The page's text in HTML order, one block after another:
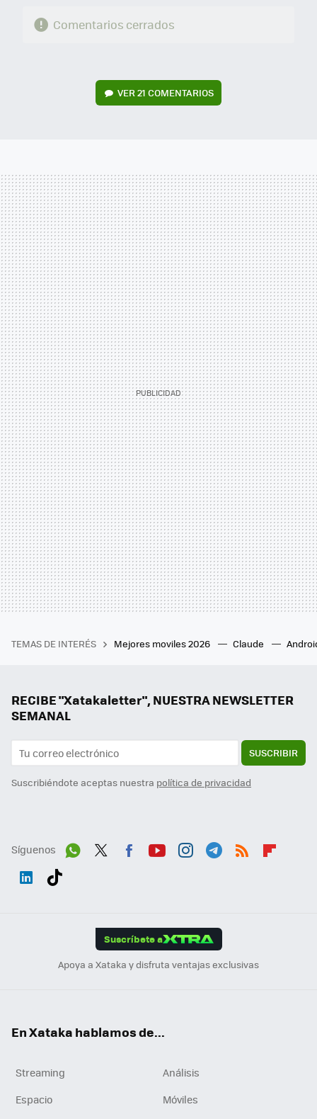
Comentarios cerrados
VER21 COMENTARIOS
TEMAS DE INTERÉS Mejores moviles 2026 Claude
RECIBE "Xatakaletter", NUESTRA NEWSLETTER
SEMANAL
SUSCRIBIR
Suscribiéndote aceptas nuestra política de privacidad
Síguenos
Suscríbete a
Apoya a Xataka y disfruta ventajas exclusivas
En Xataka hablamos de...
Streaming
Análisis
Espacio
Móviles